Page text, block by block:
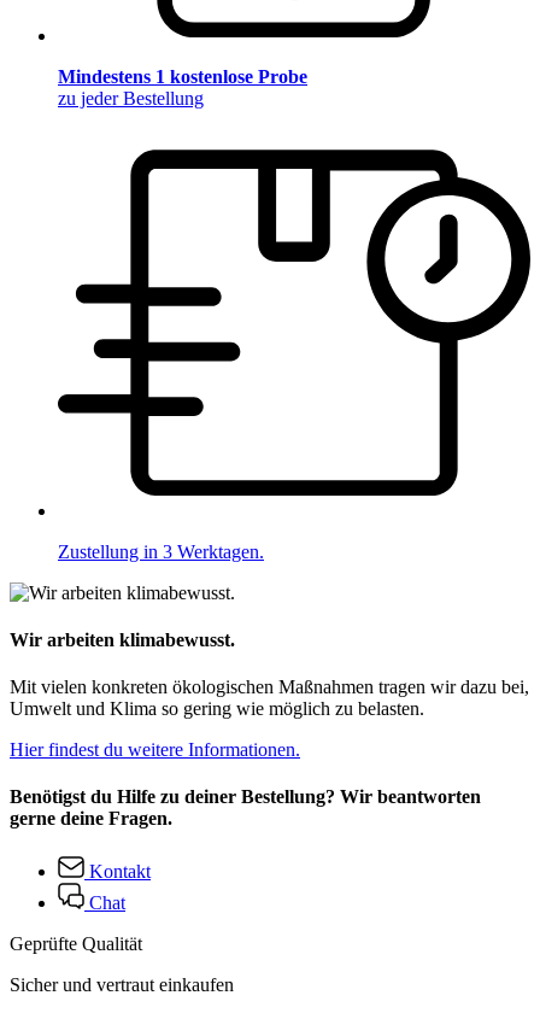
Mindestens 1 kostenlose Probe
zu jeder Bestellung
Zustellung in 3 Werktagen.
Wir arbeiten klimabewusst.
Mit vielen konkreten ökologischen Maßnahmen tragen wir dazu bei,
Umwelt und Klima so gering wie möglich zu belasten.
Hier findest du weitere Informationen.
Benötigst du Hilfe zu deiner Bestellung? Wir beantworten
gerne deine Fragen.
Kontakt
Chat
Geprüfte Qualität
Sicher und vertraut einkaufen